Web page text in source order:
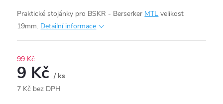
Praktické stojánky pro BSKR - Berserker MTL velikost
19mm. Detailní informace
99 Kč
9 Kč/ ks
7 Kč bez DPH